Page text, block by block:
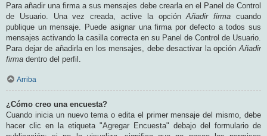
Para añadir una firma a sus mensajes debe crearla en el Panel de Control
de Usuario. Una vez creada, active la opciónAñadir firma cuando
publique un mensaje. Puede asignar una firma por defecto a todos sus
mensajes activando la casilla correcta en su Panel de Control de Usuario.
Para dejar de añadirla en los mensajes, debe desactivar la opciónAñadir
firma dentro del perfil.
Arriba
¿Cómo creo una encuesta?
Cuando inicia un nuevo tema o edita el primer mensaje del mismo, debe
hacer clic en la etiqueta "Agregar Encuesta" debajo del formulario de